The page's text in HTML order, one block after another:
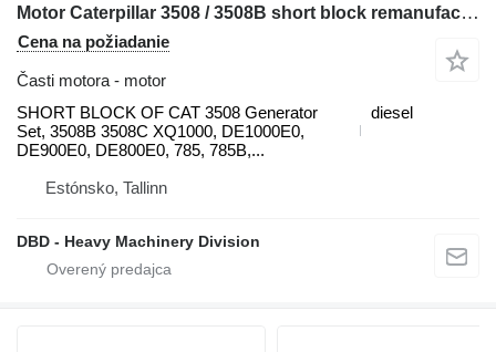
Motor Caterpillar 3508 / 3508B short block remanufactured SHORT
Cena na požiadanie
Časti motora - motor
SHORT BLOCK OF CAT 3508 Generator
Set, 3508B 3508C XQ1000, DE1000E0,
DE900E0, DE800E0, 785, 785B,...
diesel
Estónsko, Tallinn
DBD - Heavy Machinery Division